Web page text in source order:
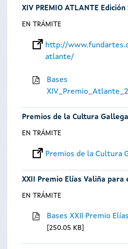
XIV PREMIO ATLANTE Edición
EN TRÁMITE
http://
atlante/
Bases
Premios de la Cultura Gallega
EN TRÁMITE
Premios de la Cultura
XXII Premio Elías Valiña para
EN TRÁMITE
Bases XXII Premio
250.05 KB